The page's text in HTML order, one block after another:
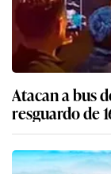
Atacan a bus
resguardo de